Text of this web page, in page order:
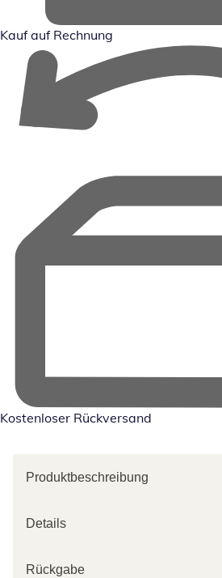
Kauf auf Rechnung
Kostenloser Rückversand
Produktbeschreibung
Details
Rückgabe